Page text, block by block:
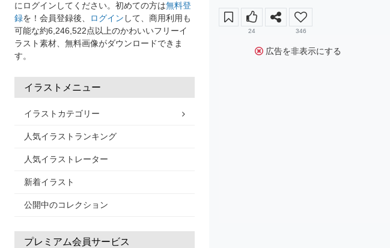
にログインしてください。初めての方は無料登
録を！会員登録後、 ログイン して、商用利用も
可能な約6,246,522点以上のかわいいフリーイ
ラスト素材、無料画像がダウンロードできま
す。
イラストメニュー
イラストカテゴリー
人気イラストランキング
人気イラストレーター
新着イラスト
公開中のコレクション
プレミアム会員サービス
24 346
広告を非表示にする